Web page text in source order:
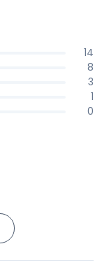
14
8
3
1
0